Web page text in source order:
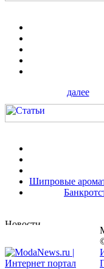
далее
Шипровые